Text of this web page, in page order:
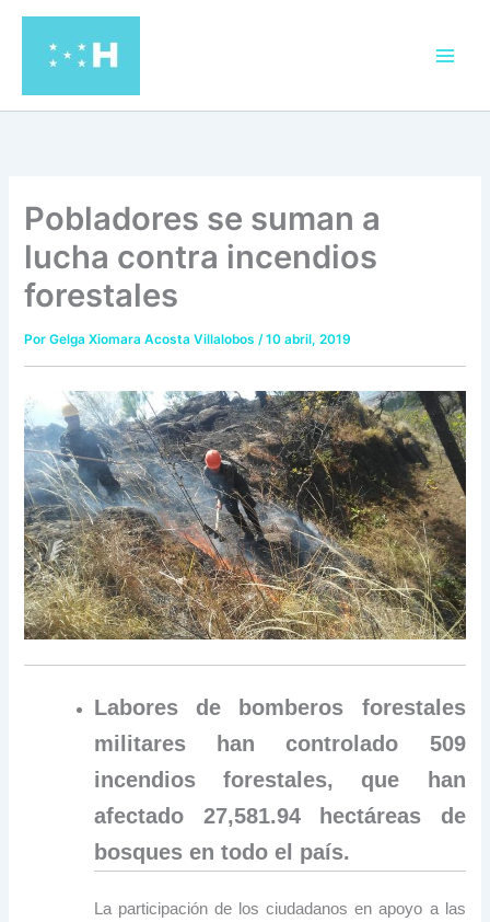
contenido
Pobladores se suman a
lucha contra incendios
forestales
PorGelga Xiomara Acosta Villalobos/10 abril, 2019
Labores de bomberos forestales
militares han controlado 509
incendios forestales, que han
afectado 27,581.94 hectáreas de
bosques en todo el país.
La participación de los ciudadanos en apoyo a las